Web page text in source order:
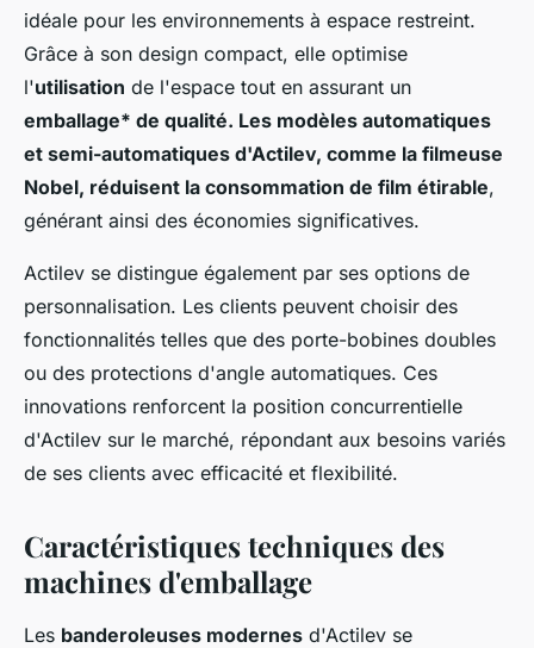
idéale pour les environnements à espace restreint.
Grâce à son design compact, elle optimise
l'utilisation de l'espace tout en assurant un
emballage* de qualité. Les modèles automatiques
et semi-automatiques d'Actilev, comme la filmeuse
Nobel, réduisent la consommation de film étirable,
générant ainsi des économies significatives.
Actilev se distingue également par ses options de
personnalisation. Les clients peuvent choisir des
fonctionnalités telles que des porte-bobines doubles
ou des protections d'angle automatiques. Ces
innovations renforcent la position concurrentielle
d'Actilev sur le marché, répondant aux besoins variés
de ses clients avec efficacité et flexibilité.
Caractéristiques techniques des
machines d'emballage
Les banderoleuses modernes d'Actilev se